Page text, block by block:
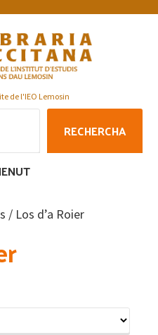
de l'IEO Lemosin
RECHERCHA
/ Los d’a Roier